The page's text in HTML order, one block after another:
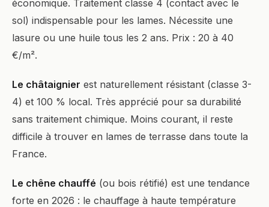
économique. Traitement classe 4 (contact avec le
sol) indispensable pour les lames. Nécessite une
lasure ou une huile tous les 2 ans. Prix : 20 à 40
€/m².
Le châtaignier est naturellement résistant (classe 3-
4) et 100 % local. Très apprécié pour sa durabilité
sans traitement chimique. Moins courant, il reste
difficile à trouver en lames de terrasse dans toute la
France.
Le chêne chauffé (ou bois rétifié) est une tendance
forte en 2026 : le chauffage à haute température